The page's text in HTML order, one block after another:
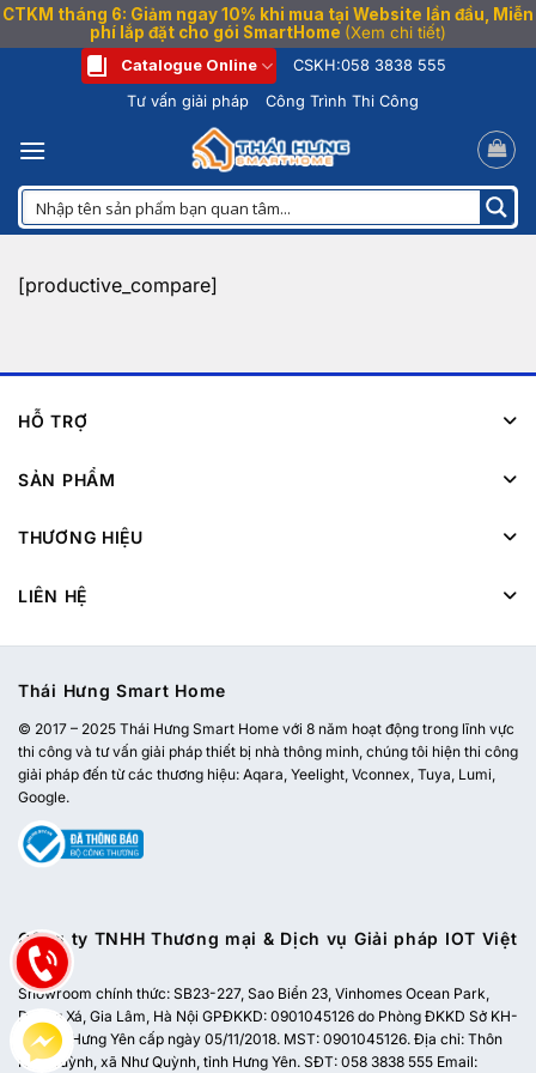
CTKM tháng 6: Giảm ngay 10% khi mua tại Website lần đầu, Miễn
phí lắp đặt cho gói SmartHome (Xem chi tiết)
dung
Catalogue Online CSKH:058 3838 555
Tư vấn giải pháp
Công Trình Thi Công
[productive_compare]
HỖ TRỢ
SẢN PHẨM
THƯƠNG HIỆU
LIÊN HỆ
Thái Hưng Smart Home
© 2017 – 2025 Thái Hưng Smart Home với 8 năm hoạt động trong lĩnh vực
thi công và tư vấn giải pháp thiết bị nhà thông minh, chúng tôi hiện thi công
giải pháp đến từ các thương hiệu: Aqara, Yeelight, Vconnex, Tuya, Lumi,
Google.
Công ty TNHH Thương mại & Dịch vụ Giải pháp IOT Việt
Nam
Showroom chính thức: SB23-227, Sao Biển 23, Vinhomes Ocean Park,
Dương Xá, Gia Lâm, Hà Nội GPĐKKD: 0901045126 do Phòng ĐKKD Sở KH-
ĐT tỉnh Hưng Yên cấp ngày 05/11/2018. MST: 0901045126. Địa chỉ: Thôn
Như Quỳnh, xã Như Quỳnh, tỉnh Hưng Yên. SĐT: 058 3838 555 Email: